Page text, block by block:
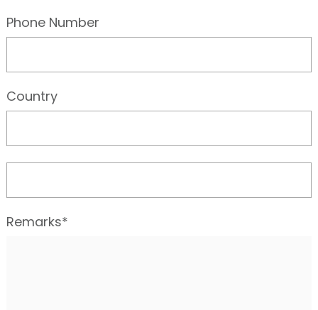
Phone Number
Country
Remarks*